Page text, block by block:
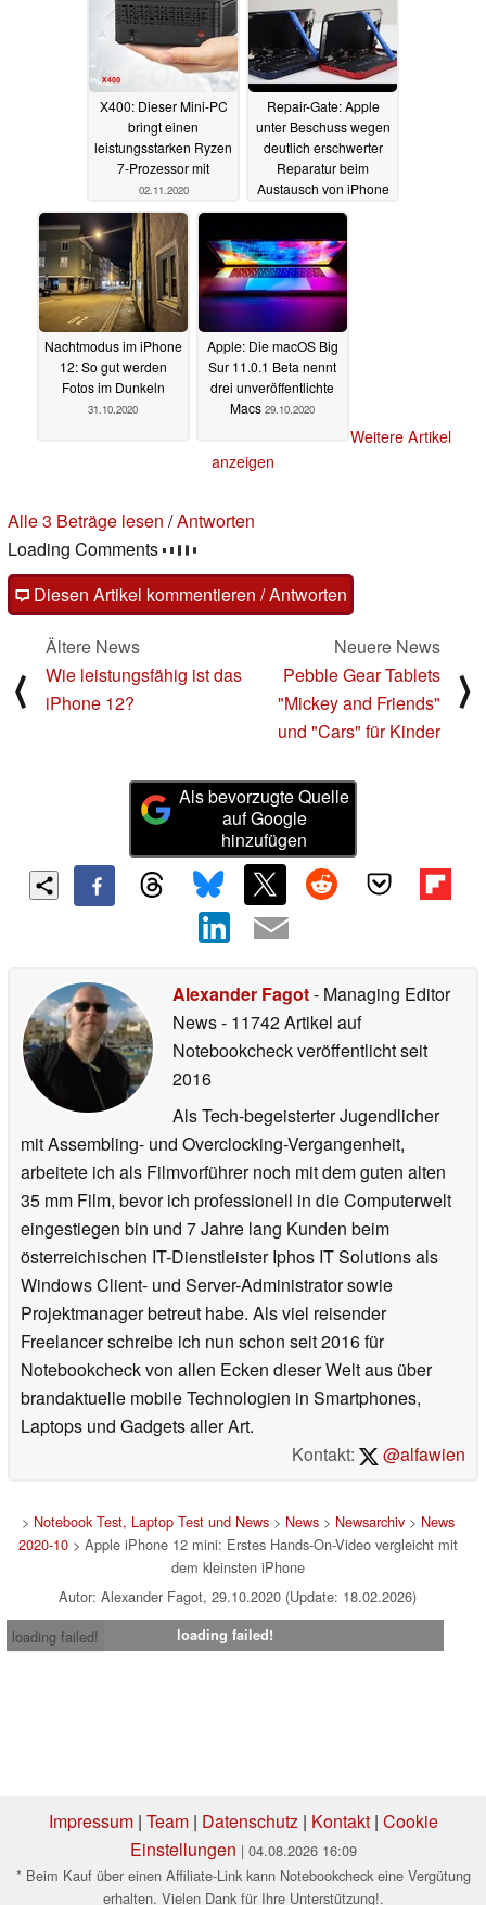
02.11.2020
X400: Dieser Mini-PC
bringt einen
leistungsstarken Ryzen
7-Prozessor mit
02.11.2020
Repair-Gate: Apple
unter Beschuss wegen
deutlich erschwerter
Reparatur beim
Austausch von iPhone
12-Komponenten
Nachtmodus im iPhone
12: So gut werden
Fotos im Dunkeln
31.10.2020
Apple: Die macOS Big
Sur 11.0.1 Beta nennt
drei unveröffentlichte
Macs 29.10.2020
Weitere Artikel
anzeigen
Alle 3 Beträge lesen /Antworten
Loading Comments
Diesen Artikel kommentieren / Antworten
⟨
Ältere News
Wie leistungsfähig ist das
iPhone 12?
Neuere News
Pebble Gear Tablets
"Mickey and Friends"
und "Cars" für Kinder
⟩
Als bevorzugte Quelle
auf Google
hinzufügen
Alexander Fagot- Managing Editor
News- 11742 Artikel auf
Notebookcheck veröffentlichtseit
2016
Als Tech-begeisterter Jugendlicher
mit Assembling- und Overclocking-Vergangenheit,
arbeitete ich als Filmvorführer noch mit dem guten alten
35 mm Film, bevor ich professionell in die Computerwelt
eingestiegen bin und 7 Jahre lang Kunden beim
österreichischen IT-Dienstleister Iphos IT Solutions als
Windows Client- und Server-Administrator sowie
Projektmanager betreut habe. Als viel reisender
Freelancer schreibe ich nun schon seit 2016 für
Notebookcheck von allen Ecken dieser Welt aus über
brandaktuelle mobile Technologien in Smartphones,
Laptops und Gadgets aller Art.
Kontakt:
@alfawien
> Notebook Test, Laptop Test und News> News> Newsarchiv> News
2020-10> Apple iPhone 12 mini: Erstes Hands-On-Video vergleicht mit
dem kleinsten iPhone
Autor: Alexander Fagot, 29.10.2020 (Update: 18.02.2026)
loading failed!
loading failed!
Impressum| Team| Datenschutz| Kontakt| Cookie
Einstellungen | 04.08.2026 16:09
* Beim Kauf über einen Affiliate-Link kann Notebookcheck eine Vergütung
erhalten. Vielen Dank für Ihre Unterstützung!.